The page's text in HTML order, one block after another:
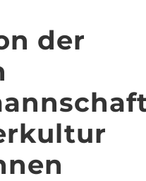
der